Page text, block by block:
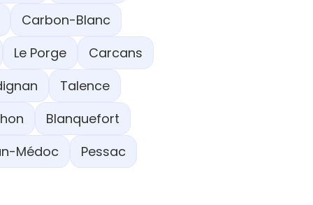
Carbon-Blanc
Le Porge
Carcans
Talence
Blanquefort
Médoc
Pessac